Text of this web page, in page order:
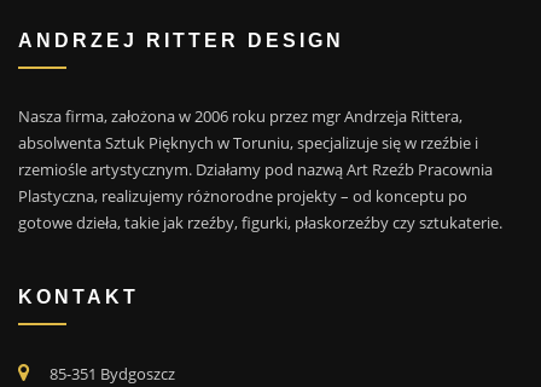
ANDRZEJ RITTER DESIGN
Nasza firma, założona w 2006 roku przez mgr Andrzeja Rittera,
absolwenta Sztuk Pięknych w Toruniu, specjalizuje się w rzeźbie i
rzemiośle artystycznym. Działamy pod nazwą Art Rzeźb Pracownia
Plastyczna, realizujemy różnorodne projekty – od konceptu po
gotowe dzieła, takie jak rzeźby, figurki, płaskorzeźby czy sztukaterie.
KONTAKT
85-351 Bydgoszcz